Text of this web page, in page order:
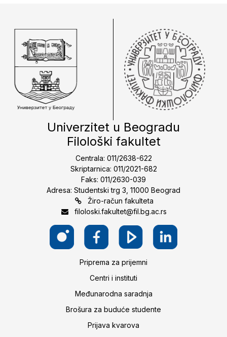
Univerzitet u Beogradu
Filološki fakultet
Centrala: 011/2638-622
Skriptarnica: 011/2021-682
Faks: 011/2630-039
Adresa: Studentski trg 3, 11000 Beograd
Žiro-račun fakulteta
filoloski.fakultet@fil.bg.ac.rs
Priprema za prijemni
Centri i instituti
Međunarodna saradnja
Brošura za buduće studente
Prijava kvarova